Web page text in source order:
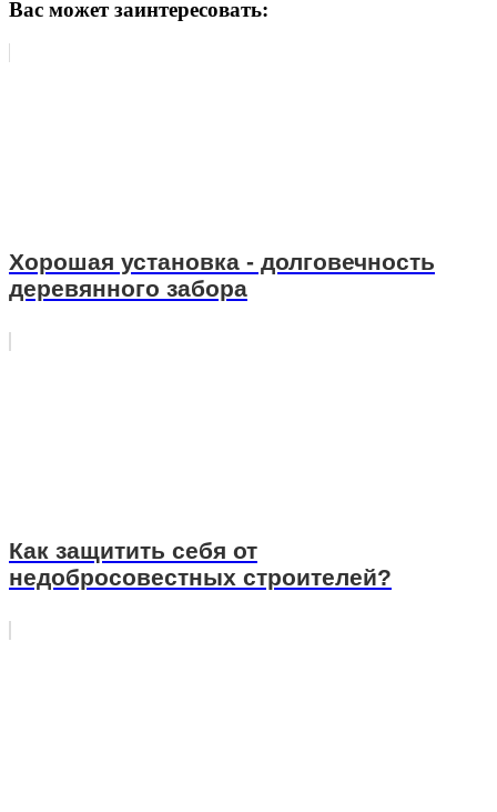
Вас может заинтересовать:
Хорошая установка - долговечность
деревянного забора
Как защитить себя от
недобросовестных строителей?